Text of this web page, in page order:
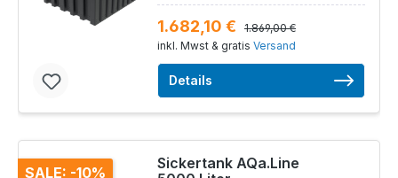
1.682,10 €
1.869,00 €
inkl. Mwst & gratis Versand
Details
SALE: -10%
Sickertank AQa.Line